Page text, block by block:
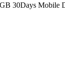
30Days Mobile